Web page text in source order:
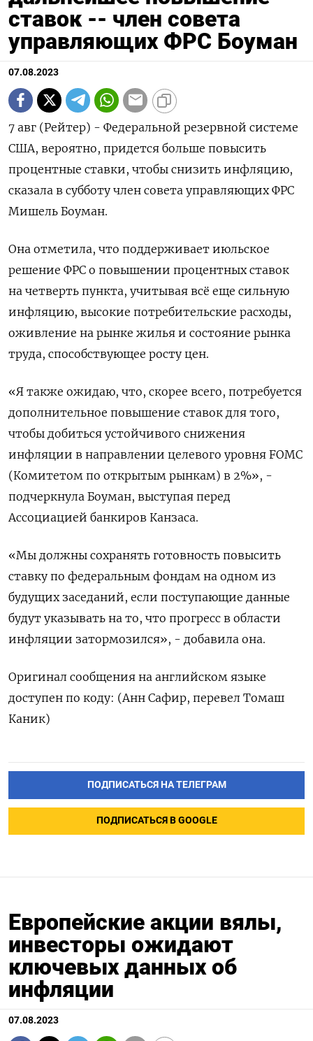
ставок -- член совета
управляющих ФРС Боуман
07.08.2023
7 авг (Рейтер) - Федеральной резервной системе
США, вероятно, придется больше повысить
процентные ставки, чтобы снизить инфляцию,
сказала в субботу член совета управляющих ФРС
Мишель Боуман.
Она отметила, что поддерживает июльское
решение ФРС о повышении процентных ставок
на четверть пункта, учитывая всё еще сильную
инфляцию, высокие потребительские расходы,
оживление на рынке жилья и состояние рынка
труда, способствующее росту цен.
«Я также ожидаю, что, скорее всего, потребуется
дополнительное повышение ставок для того,
чтобы добиться устойчивого снижения
инфляции в направлении целевого уровня FOMC
(Комитетом по открытым рынкам) в 2%», -
подчеркнула Боуман, выступая перед
Ассоциацией банкиров Канзаса.
«Мы должны сохранять готовность повысить
ставку по федеральным фондам на одном из
будущих заседаний, если поступающие данные
будут указывать на то, что прогресс в области
инфляции затормозился», - добавила она.
Оригинал сообщения на английском языке
доступен по коду: (Анн Сафир, перевел Томаш
Каник)
ПОДПИСАТЬСЯ НА ТЕЛЕГРАМ
ПОДПИСАТЬСЯ В GOOGLE
Европейские акции вялы,
инвесторы ожидают
ключевых данных об
инфляции
07.08.2023